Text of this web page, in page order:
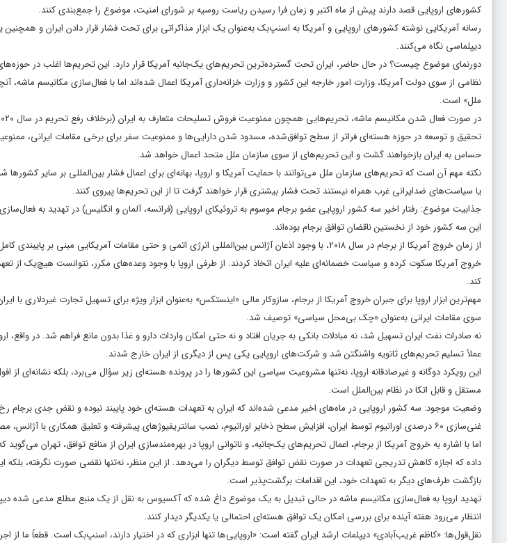
کشورهای اروپایی قصد دارند پیش از ماه اکتبر و زمان فرا رسیدن ریاست روسیه بر شورای امنیت، موضوع را جمع‌بندی کنند.
رسانه آمریکایی نوشته کشورهای اروپایی و آمریکا به اسنپ‌بک به‌عنوان یک ابزار مذاکراتی برای تحت فشار قرار دادن ایران و
دیپلماسی نگاه می‌کنند.
دورنمای موضوع چیست؟ در حال حاضر، ایران تحت گسترده‌ترین تحریم‌های یک‌جانبه آمریکا قرار دارد. این تحریم‌ها اغلب در
نظامی از سوی دولت آمریکا، وزارت امور خارجه این کشور و وزارت خزانه‌داری آمریکا اعمال شده‌اند اما با فعال‌سازی مکانیسم ماشه،
ملل» است.
تحقیق و توسعه در حوزه هسته‌ای فراتر از سطح توافق‌شده، مسدود شدن دارایی‌ها و ممنوعیت سفر برای برخی مقامات ایرانی،
حساس به ایران بازخواهند گشت و این تحریم‌های از سوی سازمان ملل متحد اعمال خواهد شد.
نکته مهم آن است که تحریم‌های سازمان ملل می‌توانند با حمایت آمریکا و اروپا، بهانه‌ای برای اعمال فشار بین‌المللی بر سایر
یا سیاست‌های ضدایرانی غرب همراه نیستند تحت فشار بیشتری قرار خواهند گرفت تا از این تحریم‌ها پیروی کنند.
جذابیت موضوع: رفتار اخیر سه کشور اروپایی عضو برجام موسوم به تروئیکای اروپایی (فرانسه، آلمان و انگلیس) در تهدید به
این سه کشور خود از نخستین ناقضان توافق برجام بوده‌اند.
از زمان خروج آمریکا از برجام در سال ۲۰۱۸، با وجود اذعان آژانس بین‌المللی انرژی اتمی و حتی مقامات آمریکایی مبنی
خروج آمریکا سکوت کرده و سیاست خصمانه‌ای علیه ایران اتخاذ کردند. از طرفی اروپا با وجود وعده‌های مکرر، نتوانست هیچ‌یک از
کند.
مهم‌ترین ابزار اروپا برای جبران خروج آمریکا از برجام، سازوکار مالی «اینستکس» به‌عنوان ابزار ویژه برای تسهیل تجارت غیردلاری با
سوی مقامات ایرانی به‌عنوان «چک بی‌محل سیاسی» توصیف شد.
نه صادرات نفت ایران تسهیل شد، نه مبادلات بانکی به جریان افتاد و نه حتی امکان واردات دارو و غذا بدون مانع فراهم شد. در واقع،
عملاً تسلیم تحریم‌های ثانویه واشنگتن شد و شرکت‌های اروپایی یکی پس از دیگری از ایران خارج شدند.
این رویکرد دوگانه و غیرصادقانه اروپا، نه‌تنها مشروعیت سیاسی این کشورها را در پرونده هسته‌ای زیر سؤال می‌برد، بلکه نشانه‌ای از
مستقل و قابل اتکا در نظام بین‌الملل است.
وضعیت موجود: سه کشور اروپایی در ماه‌های اخیر مدعی شده‌اند که ایران به تعهدات هسته‌ای خود پایبند نبوده و نقض جدی برجام رخ
غنی‌سازی ۶۰ درصدی اورانیوم توسط ایران، افزایش سطح ذخایر اورانیوم، نصب سانتریفیوژهای پیشرفته و تعلیق همکاری با آژانس، مصداق «عدم پایبندی جدی» به برجام است.
داده که اجازه کاهش تدریجی تعهدات در صورت نقض توافق توسط دیگران را می‌دهد. از این منظر، نه‌تنها نقضی صورت نگرفته، بلکه
بازگشت طرف‌های دیگر به تعهدات خود، این اقدامات برگشت‌پذیر است.
تهدید اروپا به فعال‌سازی مکانیسم ماشه در حالی تبدیل به یک موضوع داغ شده که آکسیوس به نقل از یک منبع مطلع مدعی شده
انتظار می‌رود هفته آینده برای بررسی امکان یک توافق هسته‌ای احتمالی یا یکدیگر دیدار کنند.
نقل‌قول‌ها: «کاظم غریب‌آبادی» دیپلمات ارشد ایران گفته است: «اروپایی‌ها تنها ابزاری که در اختیار دارند، اسنپ‌بک است. قطعاً ما از